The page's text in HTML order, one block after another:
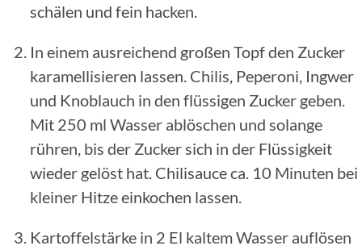
schälen und fein hacken.
In einem ausreichend großen Topf den Zucker
karamellisieren lassen. Chilis, Peperoni, Ingwer
und Knoblauch in den flüssigen Zucker geben.
Mit 250 ml Wasser ablöschen und solange
rühren, bis der Zucker sich in der Flüssigkeit
wieder gelöst hat. Chilisauce ca. 10 Minuten bei
kleiner Hitze einkochen lassen.
Kartoffelstärke in 2 El kaltem Wasser auflösen